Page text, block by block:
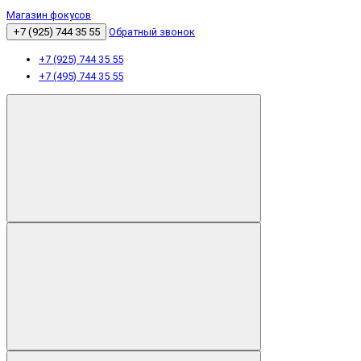
Магазин фокусов
+7 (925) 744 35 55
Обратный звонок
+7 (925) 744 35 55
+7 (495) 744 35 55